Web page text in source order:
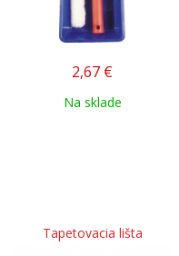
2,67 €
Na sklade
Tapetovacia lišta